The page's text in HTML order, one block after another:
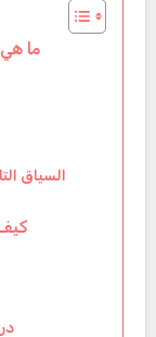
ما هي
السياق
كيف